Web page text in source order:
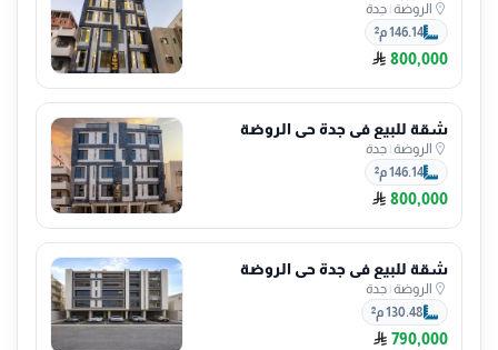
الروضة| جدة
146.14 م²
800,000
شقة للبيع في جدة حي الروضة
الروضة| جدة
146.14 م²
800,000
شقة للبيع في جدة حي الروضة
الروضة| جدة
130.48 م²
790,000